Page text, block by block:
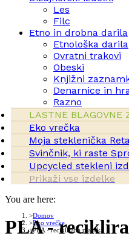
Les
Filc
Etno in drobna darila
Etnološka darila
Ovratni trakovi
Obeski
Knjižni
Denarnice in
Razno
LASTNE BLAGOVNE
Eko vrečka
Moja steklenička
Svinčnik, ki raste
Upcycled stekleni
Prikaži vse izdelke
You are here:
Domov
Eko vrečke
PLA - reciklirana plastika
PLA -